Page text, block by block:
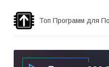
Топ Программ для